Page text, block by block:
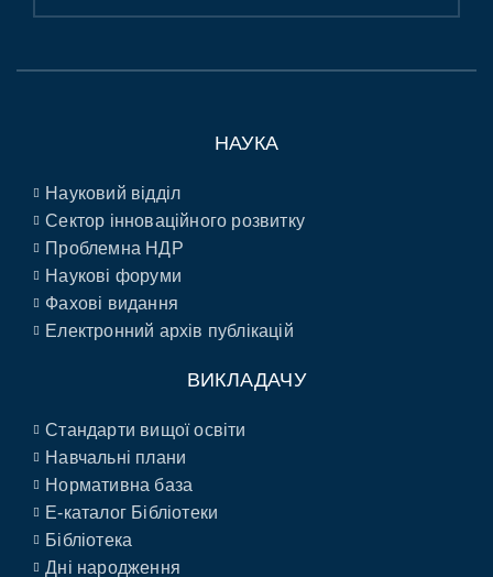
НАУКА
Науковий відділ
Сектор інноваційного розвитку
Проблемна НДР
Наукові форуми
Фахові видання
Електронний архів публікацій
ВИКЛАДАЧУ
Стандарти вищої освіти
Навчальні плани
Нормативна база
E-каталог Бібліотеки
Бібліотека
Дні народження